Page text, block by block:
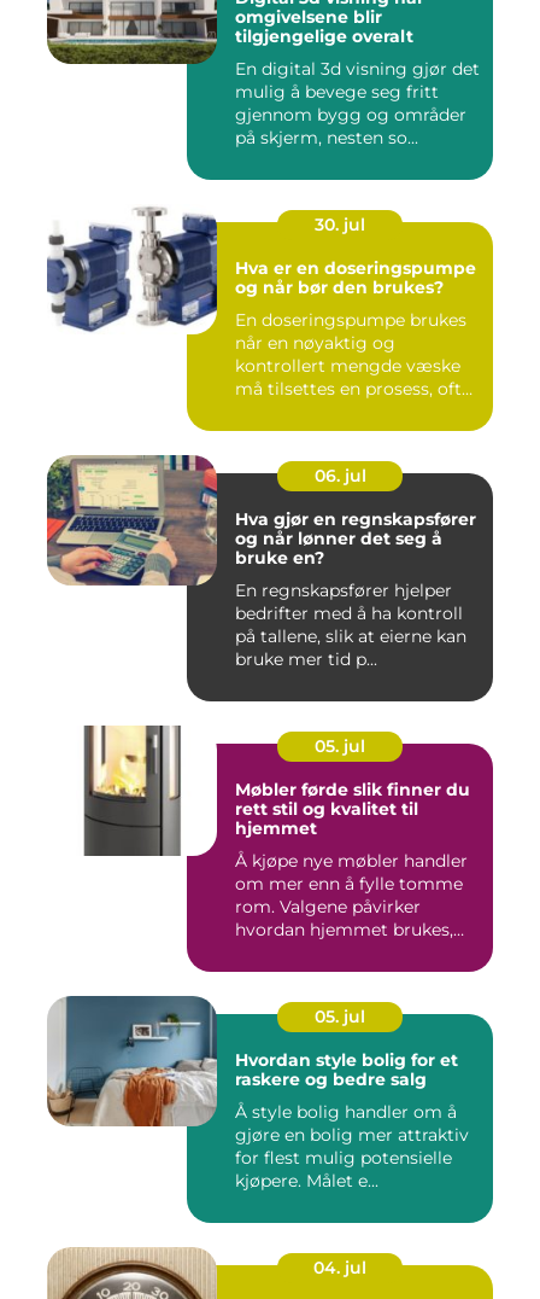
omgivelsene blir
tilgjengelige overalt
En digital 3d visning gjør det
mulig å bevege seg fritt
gjennom bygg og områder
på skjerm, nesten so...
30. jul
Hva er en doseringspumpe
og når bør den brukes?
En doseringspumpe brukes
når en nøyaktig og
kontrollert mengde væske
må tilsettes en prosess, ofte
06. jul
Hva gjør en regnskapsfører
og når lønner det seg å
bruke en?
En regnskapsfører hjelper
bedrifter med å ha kontroll
på tallene, slik at eierne kan
bruke mer tid p...
05. jul
Møbler førde slik finner du
rett stil og kvalitet til
hjemmet
Å kjøpe nye møbler handler
om mer enn å fylle tomme
rom. Valgene påvirker
hvordan hjemmet brukes,
05. jul
Hvordan style bolig for et
raskere og bedre salg
Å style bolig handler om å
gjøre en bolig mer attraktiv
for flest mulig potensielle
kjøpere. Målet e...
04. jul